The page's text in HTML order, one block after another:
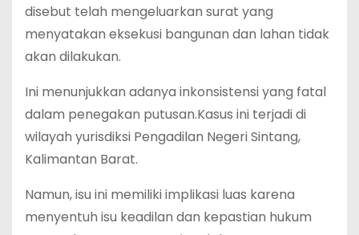
disebut telah mengeluarkan surat yang
menyatakan eksekusi bangunan dan lahan tidak
akan dilakukan.
Ini menunjukkan adanya inkonsistensi yang fatal
dalam penegakan putusan.Kasus ini terjadi di
wilayah yurisdiksi Pengadilan Negeri Sintang,
Kalimantan Barat.
Namun, isu ini memiliki implikasi luas karena
menyentuh isu keadilan dan kepastian hukum